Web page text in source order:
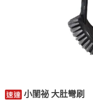
小閨祕 大肚彎刷